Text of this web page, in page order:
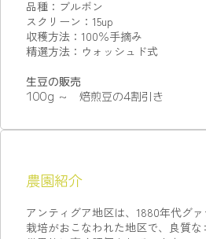
品種：ブルボン
スクリーン：15up
収穫方法：100％手摘み
精選方法：ウォッシュド式
生豆の販売
100g ～ 焙煎豆の4割引き
農園紹介
アンティグア地区は、1880年代グ
栽培がおこなわれた地区で、良質